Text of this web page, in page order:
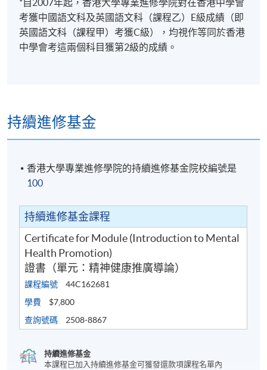
*自2007年起，香港大學專業進修學院對在香港中學會
考獲中國語文科及英國語文科（課程乙）E級成績（即
英國語文科（課程甲）考獲C級），均視作等同於香港
中學會考這兩個科目獲第2級的成績。
持續進修基金
香港大學專業進修學院的持續進修基金院校編號是
100
持續進修基金課程
Certificate for Module (Introduction to Mental
Health Promotion)
證書（單元：精神健康推廣導論）
課程編號
44C162681
學費
$7,800
查詢號碼
2508-8867
持續進修基金
本課程已加入持續進修基金可獲發還款項課程名單內